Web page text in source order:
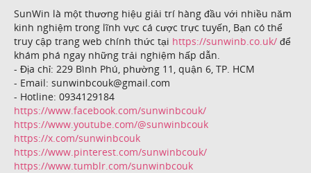
SunWin là một thương hiệu giải trí hàng đầu với nhiều năm
kinh nghiệm trong lĩnh vực cá cược trực tuyến, Bạn có thể
truy cập trang web chính thức tại https://sunwinb.co.uk/ để
khám phá ngay những trải nghiệm hấp dẫn.
- Địa chỉ: 229 Bình Phú, phường 11, quận 6, TP. HCM
- Email: sunwinbcouk@gmail.com
- Hotline: 0934129184
https://www.facebook.com/sunwinbcouk/
https://www.youtube.com/@sunwinbcouk
https://x.com/sunwinbcouk
https://www.pinterest.com/sunwinbcouk/
https://www.tumblr.com/sunwinbcouk